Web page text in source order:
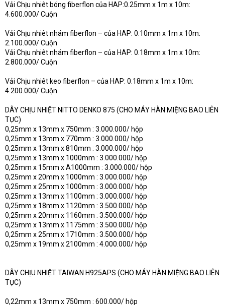
Vải Chịu nhiêt bóng fiberflon của HAP:0.25mm x 1m x 10m:
4.600.000/ Cuộn
Vải Chịu nhiêt nhám fiberflon – của HAP: 0.10mm x 1m x 10m:
2.100.000/ Cuộn
Vải Chịu nhiêt nhám fiberflon – của HAP: 0.18mm x 1m x 10m:
2.800.000/ Cuộn
Vải Chịu nhiêt keo fiberflon – của HAP: 0.18mm x 1m x 10m:
4.200.000/ Cuộn
DÂY CHỊU NHIỆT NITTO DENKO 875 (CHO MÁY HÀN MIỆNG BAO LIÊN
TỤC)
0,25mm x 13mm x 750mm : 3.000.000/ hộp
0,25mm x 13mm x 770mm : 3.000.000/ hộp
0,25mm x 13mm x 810mm : 3.000.000/ hộp
0,25mm x 13mm x 1000mm : 3.000.000/ hộp
0,25mm x 15mm x A1000mm : 3.000.000/ hộp
0,25mm x 20mm x 1000mm : 3.000.000/ hộp
0,25mm x 25mm x 1000mm : 3.000.000/ hộp
0,25mm x 13mm x 1100mm : 3.000.000/ hộp
0,25mm x 18mm x 1120mm : 3.500.000/ hộp
0,25mm x 20mm x 1160mm : 3.500.000/ hộp
0,25mm x 13mm x 1175mm : 3.500.000/ hộp
0,25mm x 25mm x 1710mm : 3.500.000/ hộp
0,25mm x 19mm x 2100mm : 4.000.000/ hộp
DÂY CHỊU NHIỆT TAIWAN H925APS (CHO MÁY HÀN MIỆNG BAO LIÊN
TỤC)
0,22mm x 13mm x 750mm : 600.000/ hộp